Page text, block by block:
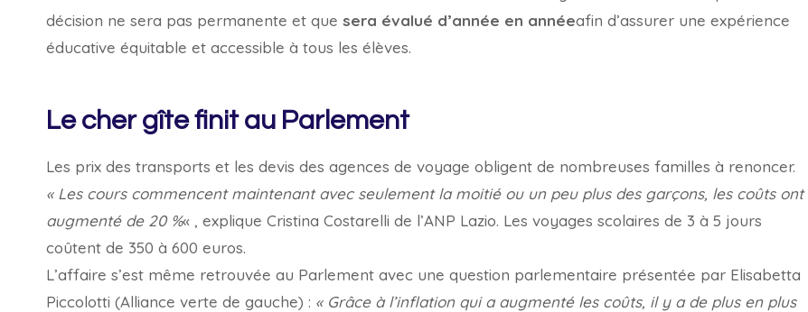
décision ne sera pas permanente et que sera évalué d’année en annéeafin d’assurer une expérience
éducative équitable et accessible à tous les élèves.
Le cher gîte finit au Parlement
Les prix des transports et les devis des agences de voyage obligent de nombreuses familles à renoncer.
« Les cours commencent maintenant avec seulement la moitié ou un peu plus des garçons, les coûts ont
augmenté de 20 %« , explique Cristina Costarelli de l’ANP Lazio. Les voyages scolaires de 3 à 5 jours
coûtent de 350 à 600 euros.
L’affaire s’est même retrouvée au Parlement avec une question parlementaire présentée par Elisabetta
Piccolotti (Alliance verte de gauche) : « Grâce à l’inflation qui a augmenté les coûts, il y a de plus en plus